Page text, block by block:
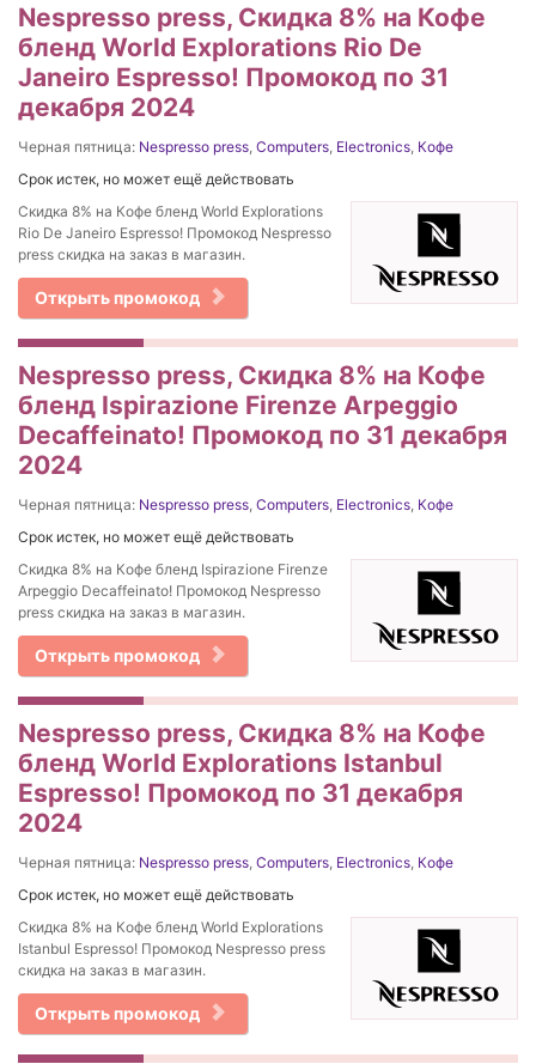
Nespresso press, Скидка 8% на Кофе
бленд World Explorations Rio De
Janeiro Espresso! Промокод по 31
декабря 2024
Черная пятница: Nespresso press Computers Electronics Кофе
Срок истек, но может ещё действовать
Скидка 8% на Кофе бленд World Explorations
Rio De Janeiro Espresso! Промокод Nespresso
press скидка на заказ в магазин.
Открыть промокод
Nespresso press, Скидка 8% на Кофе
бленд Ispirazione Firenze Arpeggio
Decaffeinato! Промокод по 31 декабря
2024
Черная пятница: Nespresso press Computers Electronics Кофе
Срок истек, но может ещё действовать
Скидка 8% на Кофе бленд Ispirazione Firenze
Arpeggio Decaffeinato! Промокод Nespresso
press скидка на заказ в магазин.
Открыть промокод
Nespresso press, Скидка 8% на Кофе
бленд World Explorations Istanbul
Espresso! Промокод по 31 декабря
2024
Черная пятница: Nespresso press Computers Electronics Кофе
Срок истек, но может ещё действовать
Скидка 8% на Кофе бленд World Explorations
Istanbul Espresso! Промокод Nespresso press
скидка на заказ в магазин.
Открыть промокод